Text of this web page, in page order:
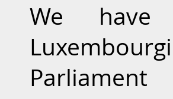
We